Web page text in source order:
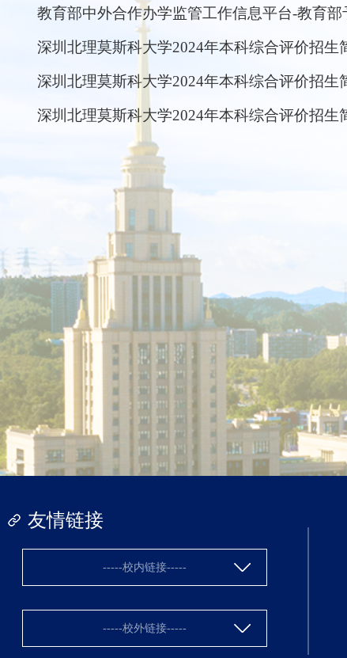
教育部中外合作办学监管工作信息平台-教育
深圳北理莫斯科大学2024年本科综合评价招生
深圳北理莫斯科大学2024年本科综合评价招生
深圳北理莫斯科大学2024年本科综合评价招
友情链接
-----校内链接-----
-----校外链接-----